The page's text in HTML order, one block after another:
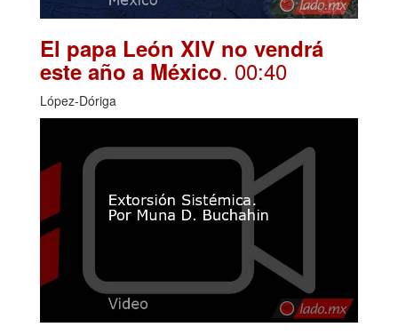
El papa León XIV no vendrá
este año a México. 00:40
López-Dóriga